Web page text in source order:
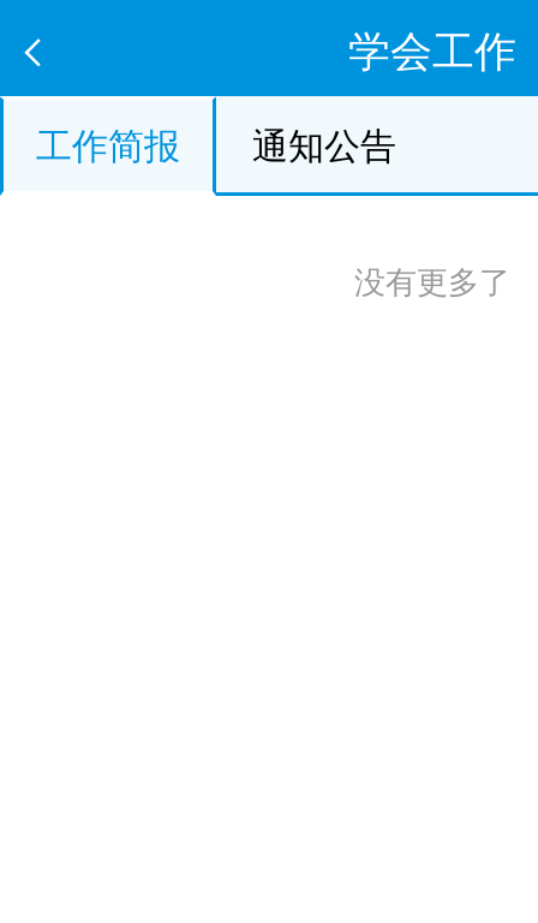
学会工作
工作简报 通知公告
没有更多了